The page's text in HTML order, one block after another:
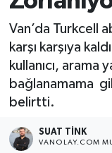
Van’da Turkcell
karşı karşıya
kullanıcı,
bağlanamama
belirtti.
SUAT TINK
VANOLAY.COM
Bilim &
Dünya
Tüm
Son Dakika
Haber Arşivi